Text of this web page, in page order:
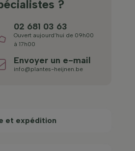
?
02 681 03 63
Ouvert aujourd’hui de 09h00
à 17h00
Envoyer un e-mail
info@plantes-heijnen.be
et expédition